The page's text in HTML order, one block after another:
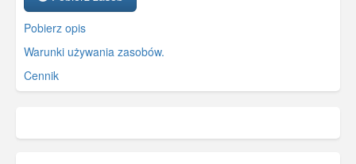
Pobierz opis
Warunki używania zasobów.
Cennik